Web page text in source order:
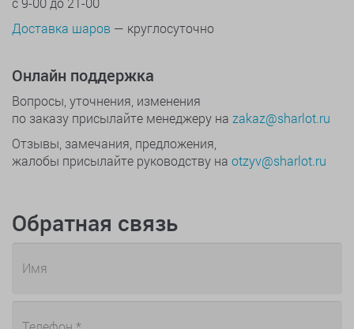
Доставка шаров — круглосуточно
Онлайн поддержка
Вопросы, уточнения, изменения
по заказу присылайте менеджеру на zakaz@sharlot.ru
Отзывы, замечания, предложения,
жалобы присылайте руководству на otzyv@sharlot.ru
Обратная связь